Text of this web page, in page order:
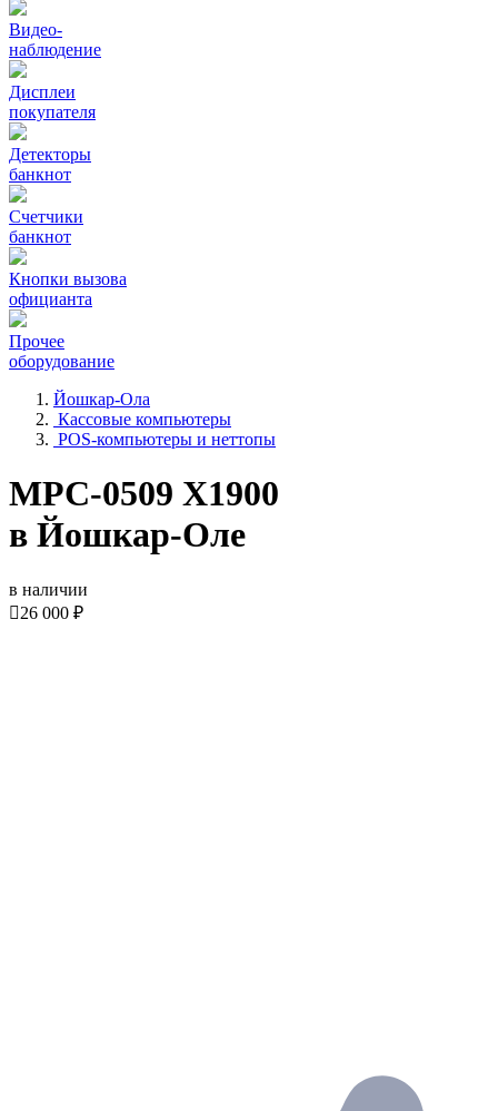
Видео‑
наблюдение
Дисплеи
покупателя
Детекторы
банкнот
Счетчики
банкнот
Кнопки вызова
официанта
Прочее
оборудование
Йошкар-Ола
Кассовые компьютеры
POS-компьютеры и неттопы
MPC-0509 X1900
в Йошкар-Оле
в наличии
26 000 ₽